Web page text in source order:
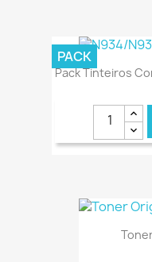
Pack Tinteiros
PACK